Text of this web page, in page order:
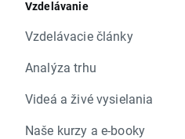
Vzdelávanie
Vzdelávacie články
Analýza trhu
Videá a živé vysielania
Naše kurzy a e-booky